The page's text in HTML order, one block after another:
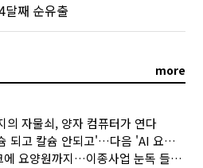
째 순유출
more
의 자물쇠, 양자 컴퓨터가 연다
'마그네슘 되고 칼슘 안되고'…다음 'AI 요약' 갈 길은
테마파크에 요양원까지…이종사업 눈독 들이는 게임사